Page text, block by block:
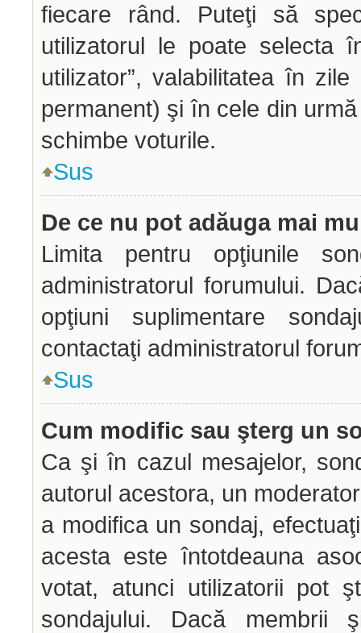
fiecare rând. Puteţi să
utilizatorul le poate selecta
utilizator”, valabilitatea în
permanent) şi în cele din
schimbe voturile.
Sus
De ce nu pot adăuga mai
Limita pentru opţiunile
administratorul forumului.
opţiuni suplimentare
contactaţi administratorul
Sus
Cum modific sau şterg un
Ca şi în cazul mesajelor,
autorul acestora, un
a modifica un sondaj,
acesta este întotdeauna
votat, atunci utilizatorii pot
sondajului. Dacă membrii